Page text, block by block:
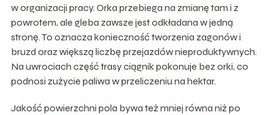
w organizacji pracy. Orka przebiega na zmianę tam i z
powrotem, ale gleba zawsze jest odkładana w jedną
stronę. To oznacza konieczność tworzenia zagonów i
bruzd oraz większą liczbę przejazdów nieproduktywnych.
Na uwrociach część trasy ciągnik pokonuje bez orki, co
podnosi zużycie paliwa w przeliczeniu na hektar.
Jakość powierzchni pola bywa też mniej równa niż po